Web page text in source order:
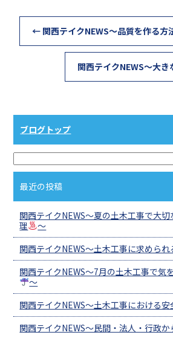
← 関西テイクNEWS～品質を作る方
関西テイクNEWS～大
ブログトップ
最近の投稿
関西テイクNEWS～夏の土木工事で大
理
～
関西テイクNEWS～土木工事に求めら
関西テイクNEWS～7月の土木工事で気
～
関西テイクNEWS～土木工事における
関西テイクNEWS～民間・法人・行政